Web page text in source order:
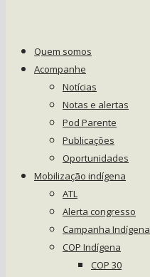
Quem somos
Acompanhe
Notícias
Notas e alertas
Pod Parente
Publicações
Oportunidades
Mobilização indígena
ATL
Alerta congresso
Campanha Indígena
COP Indígena
COP 30